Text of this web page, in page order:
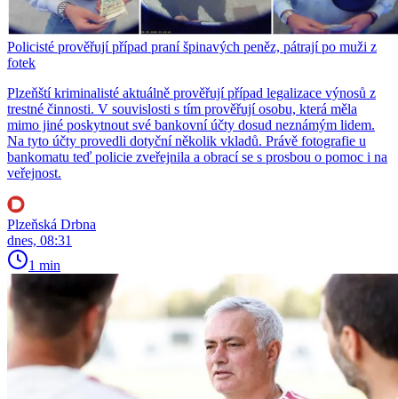
Policisté prověřují případ praní špinavých peněz, pátrají po muži z
fotek
Plzeňští kriminalisté aktuálně prověřují případ legalizace výnosů z
trestné činnosti. V souvislosti s tím prověřují osobu, která měla
mimo jiné poskytnout své bankovní účty dosud neznámým lidem.
Na tyto účty provedli dotyční několik vkladů. Právě fotografie u
bankomatu teď policie zveřejnila a obrací se s prosbou o pomoc i na
veřejnost.
Plzeňská Drbna
dnes, 08:31
1 min